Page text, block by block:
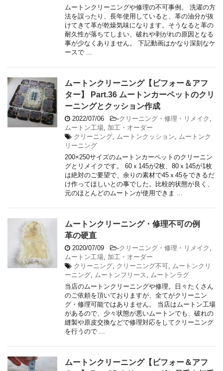
ムートンクリーニングや修理の不可事例。 洗濯の方
法を誤ったり、長年使用していると、革の油分が抜
けてきて革が乾燥気味になります。そうなると革の
耐久性が落ちてしまい、破れや剥がれの原因となる
事が少なくありません。 下記動画はかなり深刻なケ
ースで ...
ムートンクリーニング【ビフォー＆アフ
ター】 Part.36 ムートンカーペットのクリ
ーニングとクッション作成
2022/07/06 -クリーニング・修理・リメイク
ムートン工場 加工・オーダー
クリーニング
ムートンクッション
ムートンク
リーニング
200×250サイズのムートンカーペットのクリーニン
グとリメイクです。 60ｘ145が2枚、80ｘ145が1枚
は絶対のご要望で、余りの素材で45ｘ45をできるだ
け作ってほしいとの事でした。比較的状態が良く、
元のほとんどのムートンが使用できま ...
ムートンクリーニング・修理不可の例
革の硬直
2020/07/09 -クリーニング・修理・リメイク
ムートン工場 加工・オーダー
クリーニング クリーニング不可
ムートンクリ
ーニング
ムートンフリース
ムートンラグ
当店のムートンクリーニングや修理。日々たくさん
のご依頼を頂いておりますが、全てがクリーニン
グ・修理可能ではありません。 当店はムートン工場
があるので、少々状態が悪いムートンでも、破れの
縫製や原皮交換などで修理対応をしてクリーニング
を行うので ...
ムートンクリーニング【ビフォー＆アフ